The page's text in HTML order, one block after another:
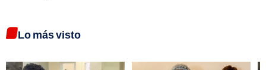
Lo más visto